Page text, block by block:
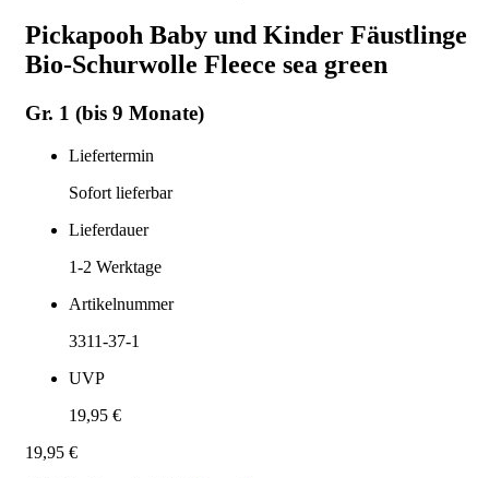
Pickapooh Baby und Kinder Fäustlinge
Bio-Schurwolle Fleece sea green
Gr. 1 (bis 9 Monate)
Liefertermin
Sofort lieferbar
Lieferdauer
1-2 Werktage
Artikelnummer
3311-37-1
UVP
19,95 €
19,95 €